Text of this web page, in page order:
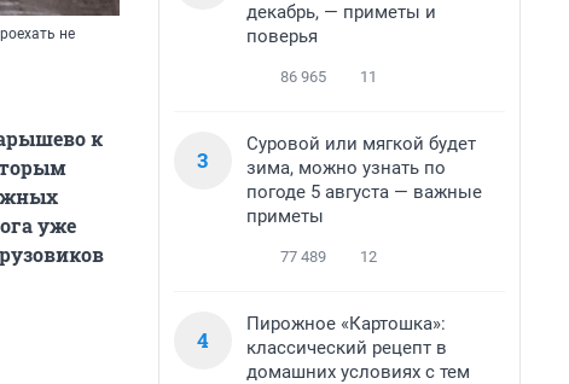
не
к
уже
декабрь, — приметы и
поверья
86 965 11
3
Суровой или мягкой будет
зима, можно узнать по
погоде 5 августа — важные
приметы
77 489 12
4
Пирожное «Картошка»:
классический рецепт в
домашних условиях с тем